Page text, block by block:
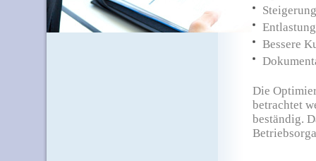
Bessere
Die
betrachtet
beständig.